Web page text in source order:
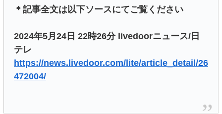
＊記事全文は以下ソースにてご覧ください
2024年5月24日 22時26分 livedoorニュース/日
テレ
https://news.livedoor.com/lite/article_detail/26
472004/